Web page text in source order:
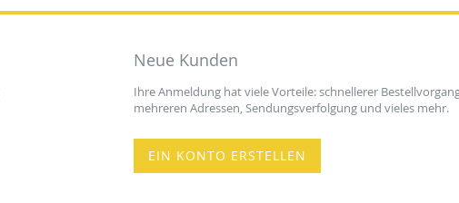
Neue Kunden
Ihre Anmeldung hat viele Vorteile: schnellerer
mehreren Adressen, Sendungsverfolgung und vieles mehr.
EIN KONTO ERSTELLEN